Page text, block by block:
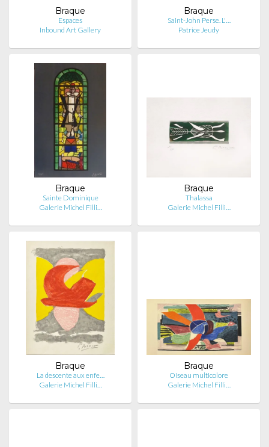
Braque
Espaces
Inbound Art Gallery
Braque
Saint-John Perse. L'…
Patrice Jeudy
Braque
Sainte Dominique
Galerie Michel Filli…
Braque
Thalassa
Galerie Michel Filli…
Braque
La descente aux enfe…
Galerie Michel Filli…
Braque
Oiseau multicolore
Galerie Michel Filli…